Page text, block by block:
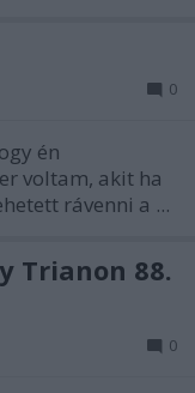
0
én
voltam, akit ha
rávenni a ...
Trianon 88.
0